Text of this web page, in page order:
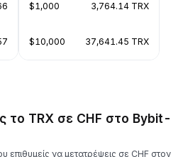
$1,000 3,764.14 TRX
$10,000 37,641.45 TRX
το TRX σε CHF στο Bybit-
επιθυμείς να μετατρέψεις σε CHF στον